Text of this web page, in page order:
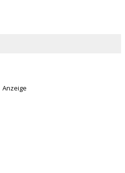
Anzeige